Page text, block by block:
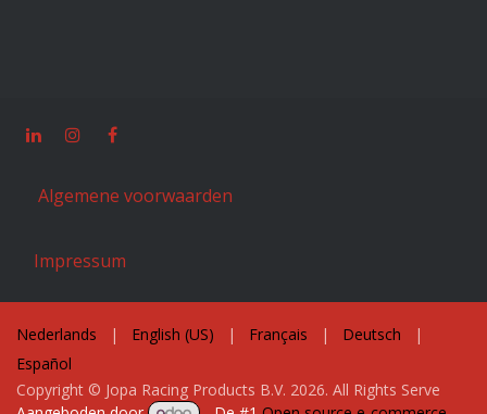
Algemene voorwaarden
Impressum
Copyright © Jopa Racing Products B.V. 2026. All Rights Serve
Nederlands | English (US) | Français | Deutsch
|
Español